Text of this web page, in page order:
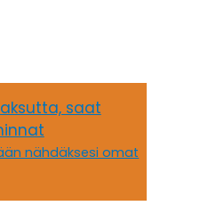
saat
nähdäksesi omat